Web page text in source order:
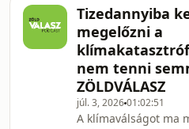
búvárszolgálatot és a
betegellátást is
vadászni, amelyek
vezetnek be, és
kecsegtetnek.
olyan betegségek,
már gyógyíthatóak
nálunk a pénzhiány
gyógyíthatatlannak
Tizedannyiba
megelőzni a
nem tenni
ZÖLDVÁLASZ
júl. 3, 202601:02:51
A klímaválságot ma